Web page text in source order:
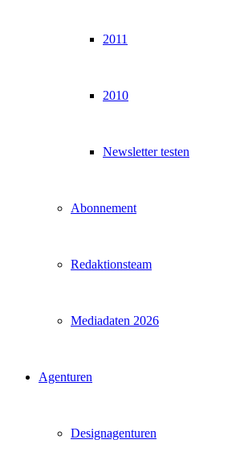
2011
2010
Newsletter testen
Abonnement
Redaktionsteam
Mediadaten 2026
Agenturen
Designagenturen